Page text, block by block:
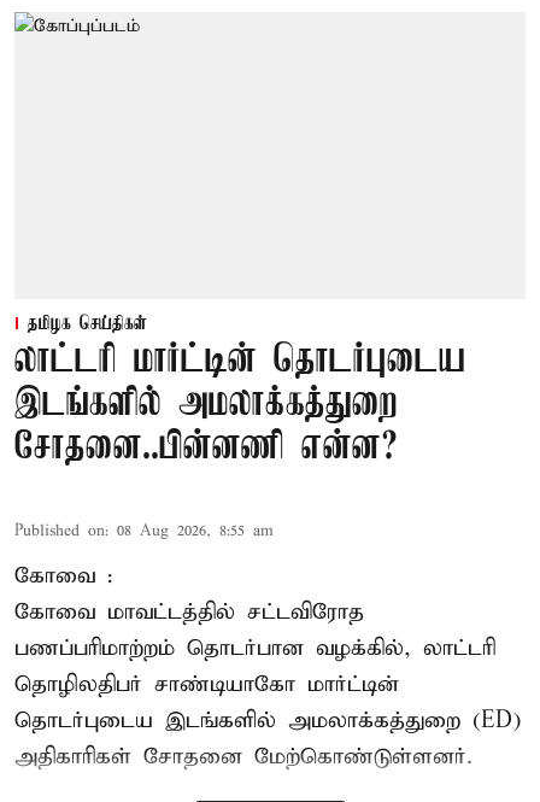
தமிழக செய்திகள்
லாட்டரி மார்ட்டின் தொடர்புடைய
இடங்களில் அமலாக்கத்துறை
சோதனை..பின்னணி என்ன?
Published on: 08 Aug 2026, 8:55 am
கோவை :
கோவை மாவட்டத்தில் சட்டவிரோத
பணப்பரிமாற்றம் தொடர்பான வழக்கில், லாட்டரி
தொழிலதிபர் சாண்டியாகோ மார்ட்டின்
தொடர்புடைய இடங்களில் அமலாக்கத்துறை (ED)
அதிகாரிகள் சோதனை மேற்கொண்டுள்ளனர்.